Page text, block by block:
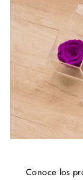
Conoce los